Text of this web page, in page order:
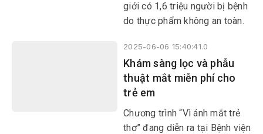
giới có 1,6 triệu người bị bệnh
do thực phẩm không an toàn.
nguyên nhân gây nên 200
bệnh lý khác nhau.
2025-06-06 15:40:41.0
Khám sàng lọc và phẫu
thuật mắt miễn phí cho
trẻ em
Chương trình “Vì ánh mắt trẻ
thơ” đang diễn ra tại Bệnh viện